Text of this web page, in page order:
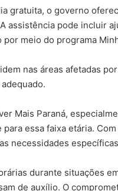
gratuita, o governo
assistência pode incluir
meio do programa
nas áreas afetadas
Mais Paraná,
essa faixa etária.
necessidades
durante situações
de auxílio. O